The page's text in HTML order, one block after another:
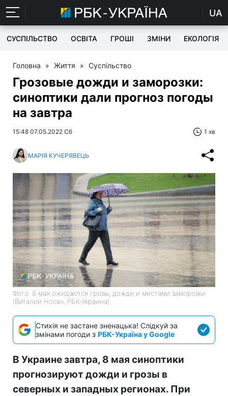
UA
СУСПІЛЬСТВО ОСВІТА ГРОШІ ЗМІНИ ЕКОЛОГІЯ
Головна » Життя » Суспільство
Грозовые дожди и заморозки:
синоптики дали прогноз погоды
на завтра
15:48 07.05.2022 Сб 1 хв
МАРІЯ КУЧЕРЯВЕЦЬ
Фото: 8 мая ожидаются грозы, дожди и местами заморозки
(Виталий Носач, РБК-Украина)
Стихія не застане зненацька! Слідкуй за
змінами погоди з РБК-Україна у Google
В Украине завтра, 8 мая синоптики
прогнозируют дожди и грозы в
северных и западных регионах. При